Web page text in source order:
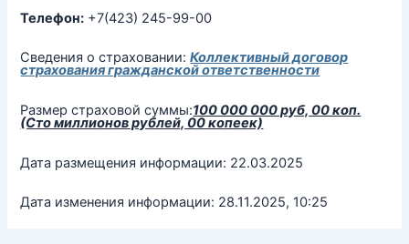
Телефон: +7(423) 245-99-00
Сведения о страховании:Коллективный договор
страхования гражданской ответственности
Размер страховой суммы:100 000 000 руб, 00 коп.
(Сто миллионов рублей, 00 копеек)
Дата размещения информации: 22.03.2025
Дата изменения информации: 28.11.2025, 10:25